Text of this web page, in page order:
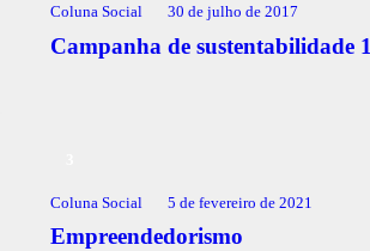
Coluna Social 30 de julho de 2017
Campanha de sustentabilidade 1
Coluna Social 5 de fevereiro de 2021
Empreendedorismo